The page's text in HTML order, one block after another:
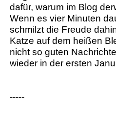
dafür, warum im Blog
Wenn es vier Minuten
schmilzt die Freude
Katze auf dem heißen
nicht so guten
wieder in der ersten
-----